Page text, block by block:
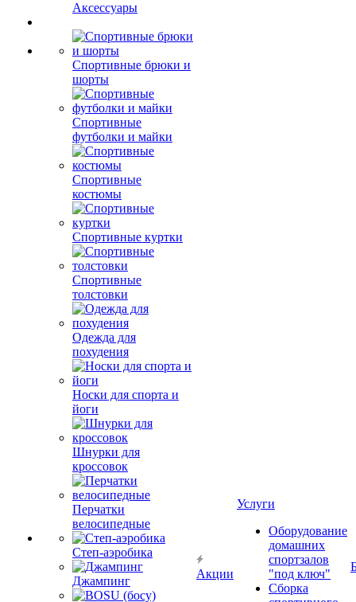
Аксессуары
Спортивные брюки и
шорты
Спортивные
футболки и майки
Спортивные
костюмы
Спортивные куртки
Спортивные
толстовки
Одежда для
похудения
Носки для спорта и
йоги
Шнурки для
кроссовок
Перчатки
велосипедные
Степ-аэробика
Джампинг
Акции
Услуги
Оборудование
домашних
спортзалов
"под ключ"
Сборка